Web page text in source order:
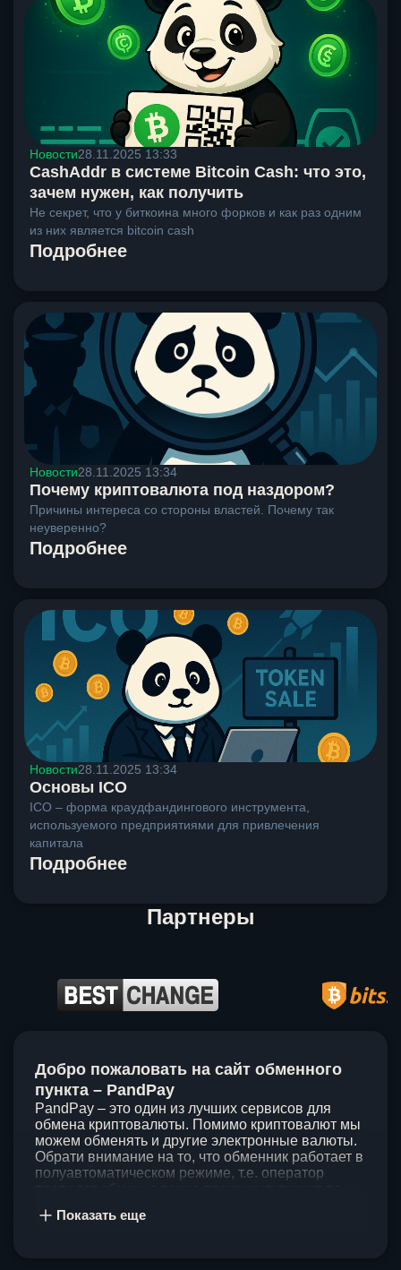
Новости28.11.2025 13:33
CashAddr в системе Bitcoin Cash: что это,
зачем нужен, как получить
Не секрет, что у биткоина много форков и как раз одним
из них является bitcoin cash
Подробнее
Новости28.11.2025 13:34
Почему криптовалюта под наздором?
Причины интереса со стороны властей. Почему так
неуверенно?
Подробнее
Новости28.11.2025 13:34
Основы ICO
ICO – форма краудфандингового инструмента,
используемого предприятиями для привлечения
капитала
Подробнее
Партнеры
Добро пожаловать на сайт обменного
пункта – PandPay
PandPay – это один из лучших сервисов для
обмена криптовалюты. Помимо криптовалют мы
можем обменять и другие электронные валюты.
Обрати внимание на то, что обменник работает в
полуавтоматическом режиме, т.е. оператор
клиентов, поэтому стараемся проводить обмены
Показать еще